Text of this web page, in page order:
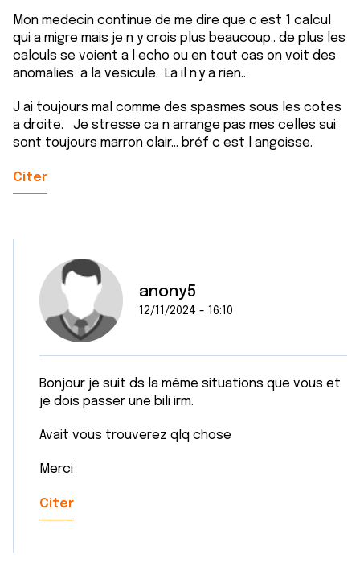
Mon medecin continue de me dire que c est 1 calcul
qui a migre mais je n y crois plus beaucoup.. de plus les
calculs se voient a l echo ou en tout cas on voit des
anomalies a la vesicule. La il n.y a rien..
J ai toujours mal comme des spasmes sous les cotes
a droite. Je stresse ca n arrange pas mes celles sui
sont toujours marron clair... bréf c est l angoisse.
Citer
anony5
12/11/2024 - 16:10
Bonjour je suit ds la même situations que vous et
je dois passer une bili irm.
Avait vous trouverez qlq chose
Merci
Citer